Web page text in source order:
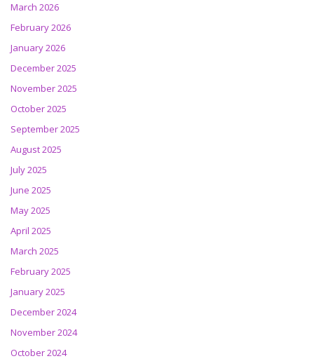
March 2026
February 2026
January 2026
December 2025
November 2025
October 2025
September 2025
August 2025
July 2025
June 2025
May 2025
April 2025
March 2025
February 2025
January 2025
December 2024
November 2024
October 2024